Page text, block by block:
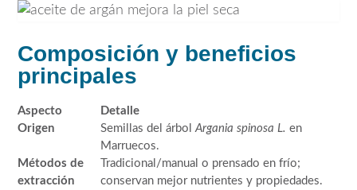
Composición y beneficios
principales
Aspecto
Detalle
Origen
Semillas del árbol Argania spinosa L. en
Marruecos.
Métodos de
extracción
Tradicional/manual o prensado en frío;
conservan mejor nutrientes y propiedades.